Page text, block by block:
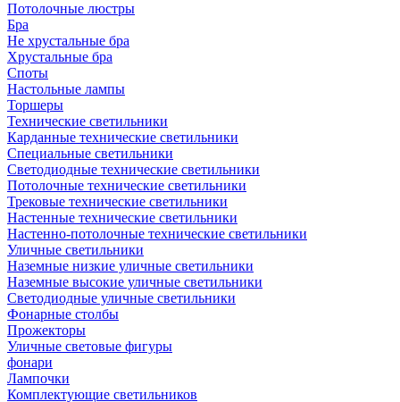
Потолочные люстры
Бра
Не хрустальные бра
Хрустальные бра
Споты
Настольные лампы
Торшеры
Технические светильники
Карданные технические светильники
Специальные светильники
Светодиодные технические светильники
Потолочные технические светильники
Трековые технические светильники
Настенные технические светильники
Настенно-потолочные технические светильники
Уличные светильники
Наземные низкие уличные светильники
Наземные высокие уличные светильники
Светодиодные уличные светильники
Фонарные столбы
Прожекторы
Уличные световые фигуры
фонари
Лампочки
Комплектующие светильников